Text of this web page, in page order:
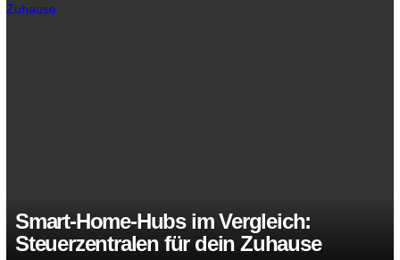
LATEST
Smart-Home-Hubs im Vergleich:
Steuerzentralen für dein Zuhause